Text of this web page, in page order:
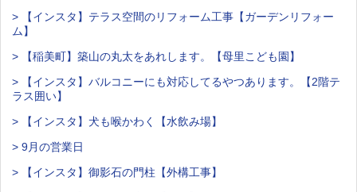
> 【インスタ】テラス空間のリフォーム工事【ガーデンリフォー
ム】
> 【稲美町】築山の丸太をあれします。【母里こども園】
> 【インスタ】バルコニーにも対応してるやつあります。【2階テ
ラス囲い】
> 【インスタ】犬も喉かわく【水飲み場】
> 9月の営業日
> 【インスタ】御影石の門柱【外構工事】